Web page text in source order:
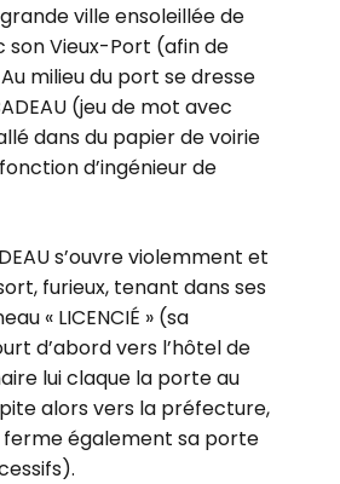
ville ensoleillée de
son Vieux-Port (afin de
milieu du port se dresse
(jeu de mot avec
dans du papier de voirie
d’ingénieur de
s’ouvre violemment et
furieux, tenant dans ses
« LICENCIÉ » (sa
d’abord vers l’hôtel de
lui claque la porte au
alors vers la préfecture,
également sa porte